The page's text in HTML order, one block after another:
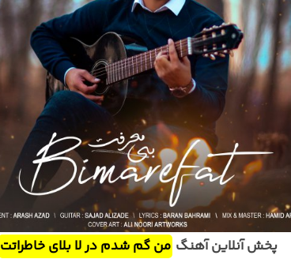
پخش آنلاین آهنگ من گم شدم در لا بلای خاطراتت